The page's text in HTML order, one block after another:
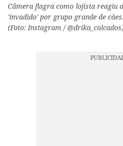
Câmera flagra como lojista reagiu
'invadido' por grupo grande de
(Foto: Instagram /